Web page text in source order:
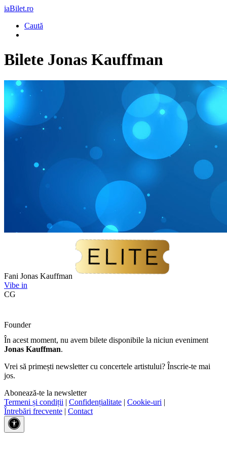
iaBilet.ro
Caută
Bilete Jonas Kauffman
Fani Jonas Kauffman
Vibe in
CG
Founder
În acest moment, nu avem bilete disponibile la niciun eveniment
Jonas Kauffman.
Vrei să primești newsletter cu concertele artistului? Înscrie-te mai
jos.
Abonează-te la newsletter
Termeni și condiții | Confidențialitate | Cookie-uri |
Întrebări frecvente | Contact